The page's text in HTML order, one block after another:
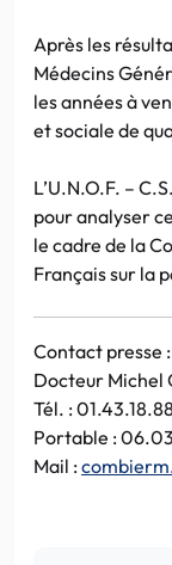
Après les
Médecins
les années à
et sociale de
L’U.N.O.F. –
pour analyser
le cadre de la
Français sur la
Contact presse :
Docteur Michel
Tél. :
Portable :
Mail :